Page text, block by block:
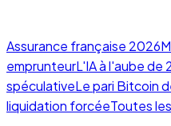
Assurance française 2026
emprunteurL'IA à l'aube de
spéculativeLe pari Bitcoin
liquidation forcéeToutes